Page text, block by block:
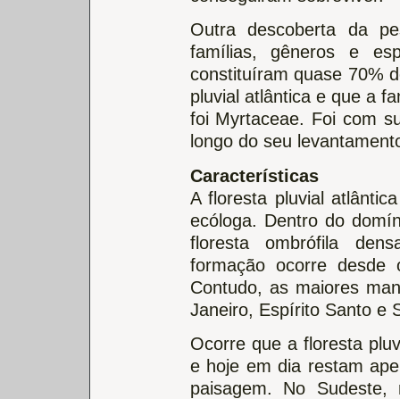
Outra descoberta da
famílias, gêneros e
constituíram quase 70%
pluvial atlântica e que a
foi Myrtaceae. Foi com
longo do seu
Características
A floresta pluvial
ecóloga. Dentro do
floresta ombrófila
formação ocorre
Contudo, as maiores
Janeiro, Espírito Santo e
Ocorre que a floresta
e hoje em dia restam
paisagem. No